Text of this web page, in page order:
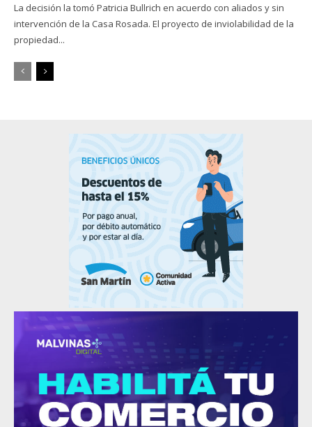
La decisión la tomó Patricia Bullrich en acuerdo con aliados y sin
intervención de la Casa Rosada. El proyecto de inviolabilidad de la
propiedad...